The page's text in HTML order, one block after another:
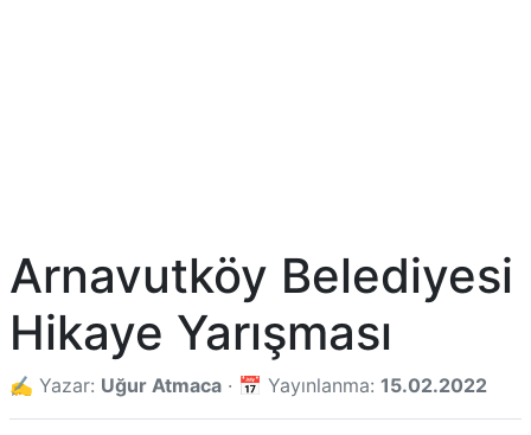
Arnavutköy Belediyesi
Hikaye Yarışması
✍️ Yazar: Uğur Atmaca · 📅 Yayınlanma: 15.02.2022